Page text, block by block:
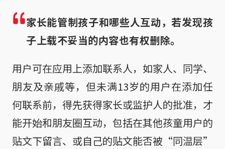
家长能管制孩子和哪些人互动，若发现孩
子上载不妥当的内容也有权删除。
用户可在应用上添加联系人，如家人、同学、
朋友及亲戚等，但未满13岁的用户在添加任
何联系前，得先获得家长或监护人的批准，才
能开始和朋友圈互动，包括在其他孩童用户的
贴文下留言、或自己的贴文能否被“同温层”